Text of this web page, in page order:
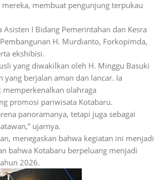
membuat pengunjung terpukau
I Bidang Pemerintahan dan Kesra
H. Murdianto, Forkopimda,
ekshibisi.
yang diwakilkan oleh H. Minggu Basuki
yang berjalan aman dan lancar. Ia
olahraga
promosi pariwisata Kotabaru.
panoramanya, tetapi juga sebagai
ujarnya.
menegaskan bahwa kegiatan ini menjadi
bahwa Kotabaru berpeluang menjadi
2026.